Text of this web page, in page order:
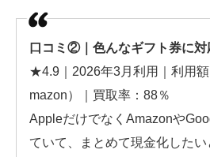
口コミ②｜色んなギフト券に対
★4.9｜2026年3月利用｜利用
mazon）｜買取率：88％
AppleだけでなくAmazonや
ていて、まとめて現金化した